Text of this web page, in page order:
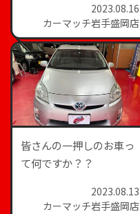
2023.08.16
カーマッチ岩手盛岡店
皆さんの一押しのお車っ
て何ですか？？
2023.08.13
カーマッチ岩手盛岡店